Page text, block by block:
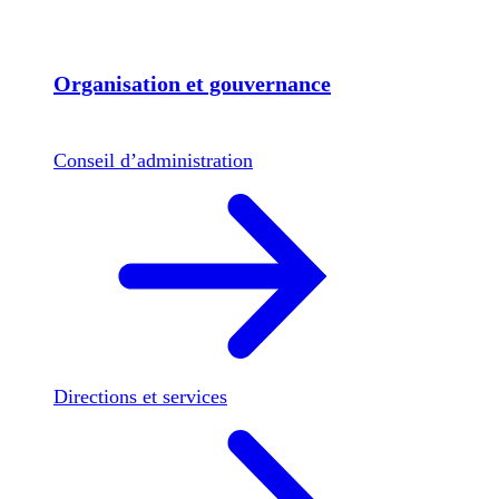
Organisation et gouvernance
Conseil d’administration
Directions et services